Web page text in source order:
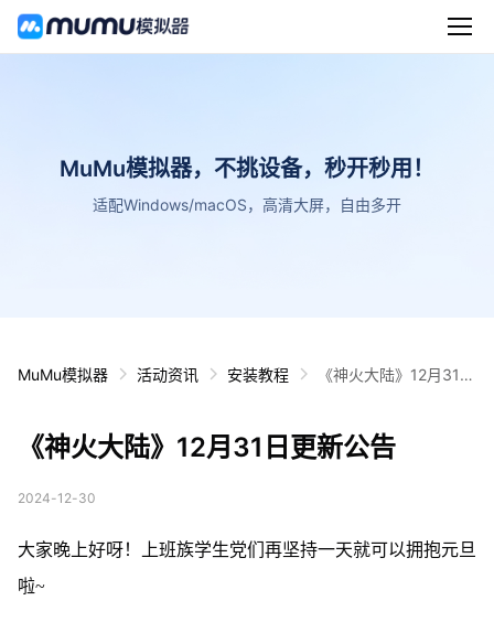
MuMu模拟器，不挑设备，秒开秒用！
适配Windows/macOS，高清大屏，自由多开
MuMu模拟器 活动资讯 安装教程
《神火大陆》12月31日
《神火大陆》12月31日更新公告
2024-12-30
大家晚上好呀！上班族学生党们再坚持一天就可以拥抱元旦
啦~